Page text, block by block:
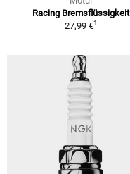
Racing Bremsflüssigkeit
27,99 €1